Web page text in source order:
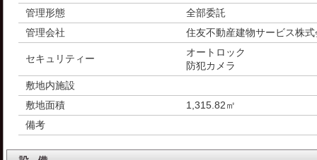
管理形態
全部委託
管理会社
住友不動産建物サービス株式
セキュリティー
オートロック
防犯カメラ
敷地内施設
敷地面積
1,315.82㎡
備考